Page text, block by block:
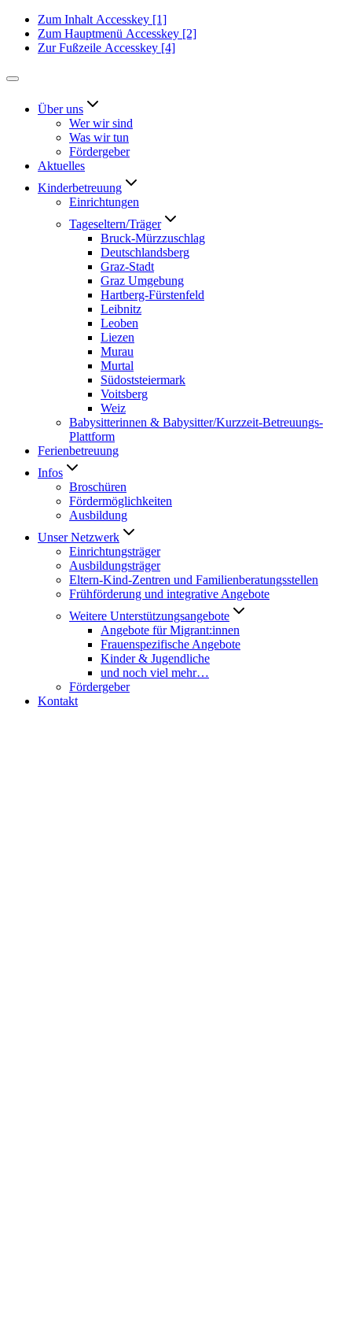
Zum Inhalt Accesskey [1]
Zum Hauptmenü Accesskey [2]
Zur Fußzeile Accesskey [4]
Über uns
Wer wir sind
Was wir tun
Fördergeber
Aktuelles
Kinderbetreuung
Einrichtungen
Tageseltern/Träger
Bruck-Mürzzuschlag
Deutschlandsberg
Graz-Stadt
Graz Umgebung
Hartberg-Fürstenfeld
Leibnitz
Leoben
Liezen
Murau
Murtal
Südoststeiermark
Voitsberg
Weiz
Babysitterinnen & Babysitter/Kurzzeit-Betreuungs-
Plattform
Ferienbetreuung
Infos
Broschüren
Fördermöglichkeiten
Ausbildung
Unser Netzwerk
Einrichtungsträger
Ausbildungsträger
Eltern-Kind-Zentren und Familienberatungsstellen
Frühförderung und integrative Angebote
Weitere Unterstützungsangebote
Angebote für Migrant:innen
Frauenspezifische Angebote
Kinder & Jugendliche
und noch viel mehr…
Fördergeber
Kontakt